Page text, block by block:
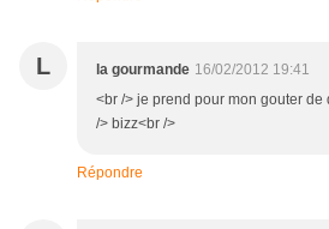
L la gourmande 16/02/2012 19:41
<br /> je prend pour mon gouter de
/> bizz<br />
Répondre